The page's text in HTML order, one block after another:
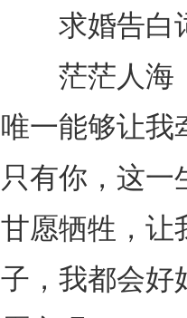
求婚告白词
茫茫人海，
唯一能够让我
只有你，这一
甘愿牺牲，让
子，我都会好